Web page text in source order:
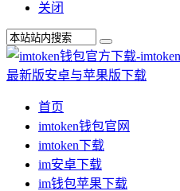
关闭
首页
imtoken钱包官网
imtoken下载
im安卓下载
im钱包苹果下载